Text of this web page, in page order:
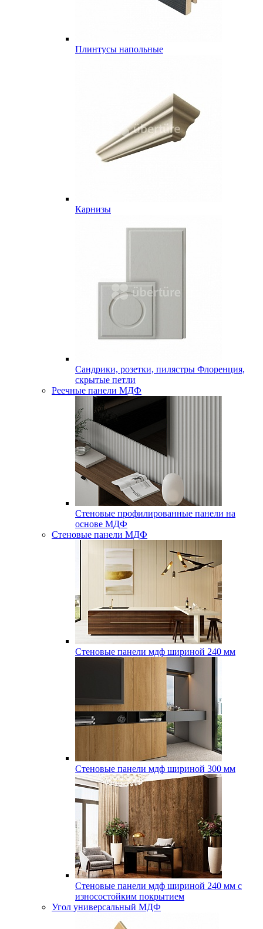
Плинтусы напольные
Карнизы
Сандрики, розетки, пилястры Флоренция,
скрытые петли
Реечные панели МДФ
Стеновые профилированные панели на
основе МДФ
Стеновые панели МДФ
Стеновые панели мдф шириной 240 мм
Стеновые панели мдф шириной 300 мм
Стеновые панели мдф шириной 240 мм с
износостойким покрытием
Угол универсальный МДФ